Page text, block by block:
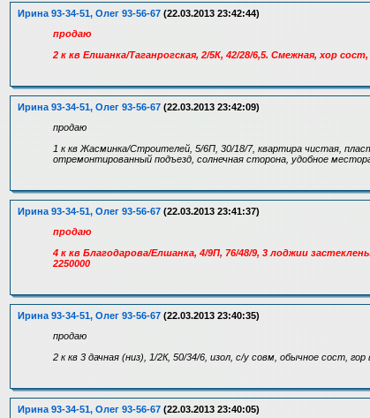
Ирина 93-34-51, Олег 93-56-67 (22.03.2013 23:42:44)
продаю
2 к кв Елшанка/Таганрогская, 2/5К, 42/28/6,5. Смежная, хор
Ирина 93-34-51, Олег 93-56-67 (22.03.2013 23:42:09)
продаю
1 к кв Жасминка/Строителей, 5/6П, 30/18/7, квартира чистая,
отремонтированный подъезд, солнечная сторона, удобное
Ирина 93-34-51, Олег 93-56-67 (22.03.2013 23:41:37)
продаю
4 к кв Благодарова/Елшанка, 4/9П, 76/48/9, 3 лоджии
2250000
Ирина 93-34-51, Олег 93-56-67 (22.03.2013 23:40:35)
продаю
2 к кв 3 дачная (низ), 1/2К, 50/34/6, изол, с/у совм, обычное сост,
Ирина 93-34-51, Олег 93-56-67 (22.03.2013 23:40:05)